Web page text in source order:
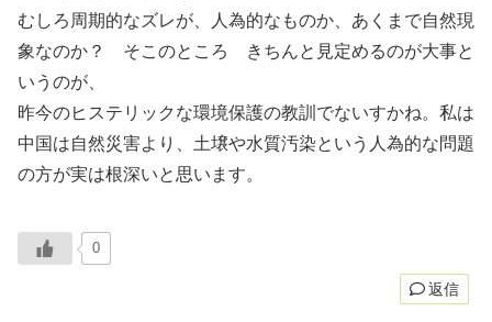
むしろ周期的なズレが、人為的なものか、あくまで自然現
象なのか？ そこのところ きちんと見定めるのが大事と
いうのが、
昨今のヒステリックな環境保護の教訓でないすかね。私は
中国は自然災害より、土壌や水質汚染という人為的な問題
の方が実は根深いと思います。
0
返信